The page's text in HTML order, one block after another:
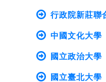
行政院新莊聯
中國文化大學
國立政治大學
國立臺北大學